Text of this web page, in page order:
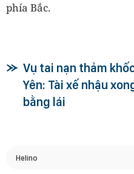
phía Bắc.
Vụ tai nạn thảm
Yên: Tài xế nhậu
bằng lái
Helino